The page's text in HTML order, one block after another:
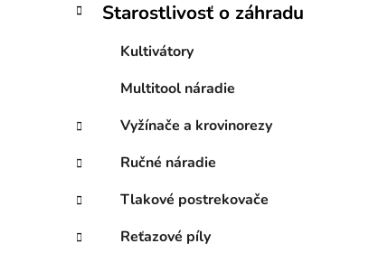
č
n
l
e
e
Starostlivosť o záhradu
Kultivátory
Multitool náradie
Vyžínače a krovinorezy
Ručné náradie
Tlakové postrekovače
Reťazové píly